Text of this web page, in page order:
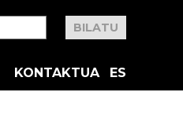
KONTAKTUA ES